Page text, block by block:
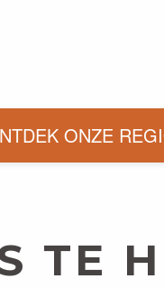
ONZE
TE